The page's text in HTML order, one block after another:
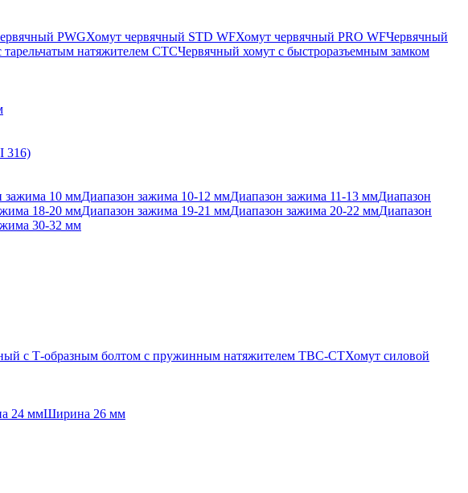
PWGХомут червячный STD WFХомут червячный PRO WFЧервячный
натяжителем CTCЧервячный хомут с быстроразъемным замком
316)
зажима 10 ммДиапазон зажима 10-12 ммДиапазон зажима 11-13 ммДиапазон
18-20 ммДиапазон зажима 19-21 ммДиапазон зажима 20-22 ммДиапазон
30-32 мм
с Т-образным болтом с пружинным натяжителем TBC-CTХомут силовой
24 ммШирина 26 мм